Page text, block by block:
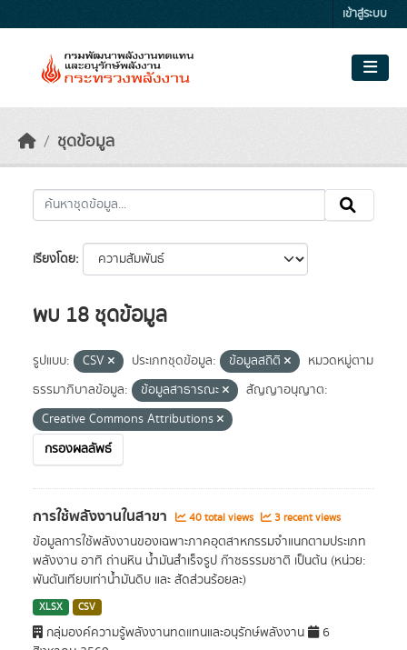
เข้าสู่ระบบ
ชุดข้อมูล
เรียงโดย
พบ 18 ชุดข้อมูล
รูปแบบ: CSV ประเภทชุดข้อมูล: ข้อมูลสถิติ
หมวดหมู่ตาม
ธรรมาภิบาลข้อมูล:
ข้อมูลสาธารณะ
สัญญาอนุญาต:
Creative Commons Attributions
กรองผลลัพธ์
การใช้พลังงานในสาขา 40 total views 3 recent views
ข้อมูลการใช้พลังงานของเฉพาะภาคอุตสาหกรรมจำแนกตามประเภท
พลังงาน อาทิ ถ่านหิน น้ำมันสำเร็จรูป ก๊าซธรรมชาติ เป็นต้น (หน่วย:
พันตันเทียบเท่าน้ำมันดิบ และ สัดส่วนร้อยละ)
XLSX CSV
กลุ่มองค์ความรู้พลังงานทดแทนและอนุรักษ์พลังงาน
6